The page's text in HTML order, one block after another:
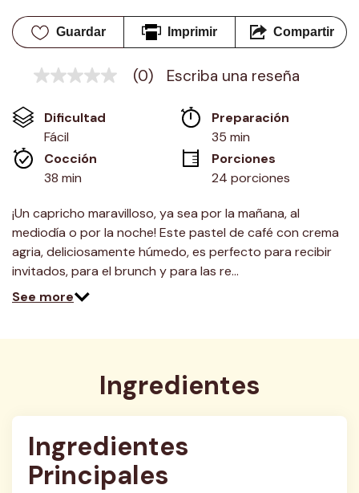
Guardar Imprimir Compartir
Sin
en
misma
página.
(0) Escriba una reseña
Dificultad
Fácil
Preparación
35 min
Cocción
38 min
Porciones
24 porciones
¡Un capricho maravilloso, ya sea por la mañana, al
mediodía o por la noche! Este pastel de café con crema
agria, deliciosamente húmedo, es perfecto para recibir
invitados, para el brunch y para las re…
See more
Ingredientes
Ingredientes
Principales